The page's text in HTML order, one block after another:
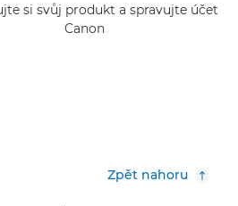
si svůj produkt a spravujte účet
Canon
Zpět nahoru